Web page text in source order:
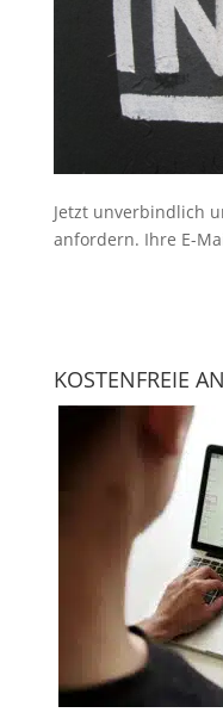
Jetzt unverbindlich
anfordern. Ihre E-
KOSTENFREIE